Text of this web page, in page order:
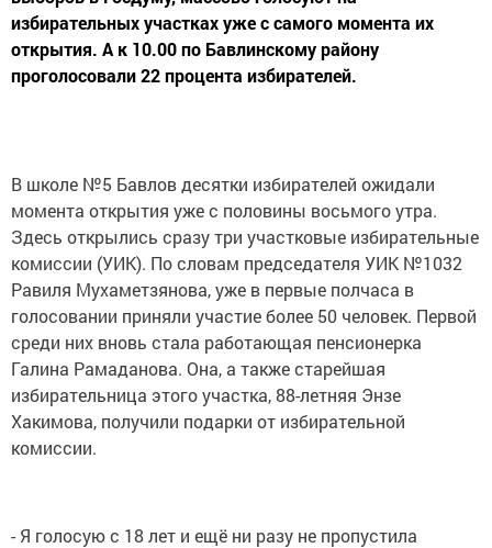
избирательных участках уже с самого момента их
открытия. А к 10.00 по Бавлинскому району
проголосовали 22 процента избирателей.
В школе №5 Бавлов десятки избирателей ожидали
момента открытия уже с половины восьмого утра.
Здесь открылись сразу три участковые избирательные
комиссии (УИК). По словам председателя УИК №1032
Равиля Мухаметзянова, уже в первые полчаса в
голосовании приняли участие более 50 человек. Первой
среди них вновь стала работающая пенсионерка
Галина Рамаданова. Она, а также старейшая
избирательница этого участка, 88-летняя Энзе
Хакимова, получили подарки от избирательной
комиссии.
- Я голосую с 18 лет и ещё ни разу не пропустила